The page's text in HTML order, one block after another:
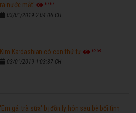
ra nước mắt'
6767
03/01/2019 2:04:06 CH
Kim Kardashian có con thứ tư 6268
03/01/2019 1:03:37 CH
'Em gái trà sữa' bị đồn ly hôn sau bê bối tình